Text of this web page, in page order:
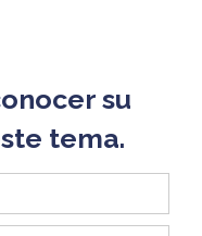
su
tema.